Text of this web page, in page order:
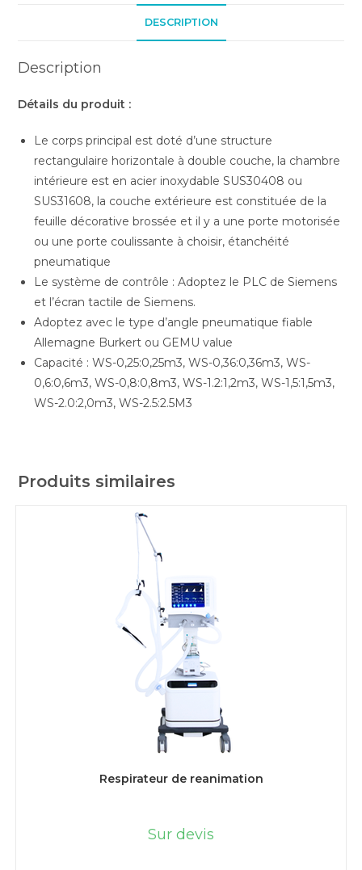
DESCRIPTION
Description
Détails du produit :
Le corps principal est doté d’une structure
rectangulaire horizontale à double couche, la chambre
intérieure est en acier inoxydable SUS30408 ou
SUS31608, la couche extérieure est constituée de la
feuille décorative brossée et il y a une porte motorisée
ou une porte coulissante à choisir, étanchéité
pneumatique
Le système de contrôle : Adoptez le PLC de Siemens
et l’écran tactile de Siemens.
Adoptez avec le type d’angle pneumatique fiable
Allemagne Burkert ou GEMU value
Capacité : WS-0,25:0,25m3, WS-0,36:0,36m3, WS-
0,6:0,6m3, WS-0,8:0,8m3, WS-1.2:1,2m3, WS-1,5:1,5m3,
WS-2.0:2,0m3, WS-2.5:2.5M3
Produits similaires
Respirateur de reanimation
Sur devis